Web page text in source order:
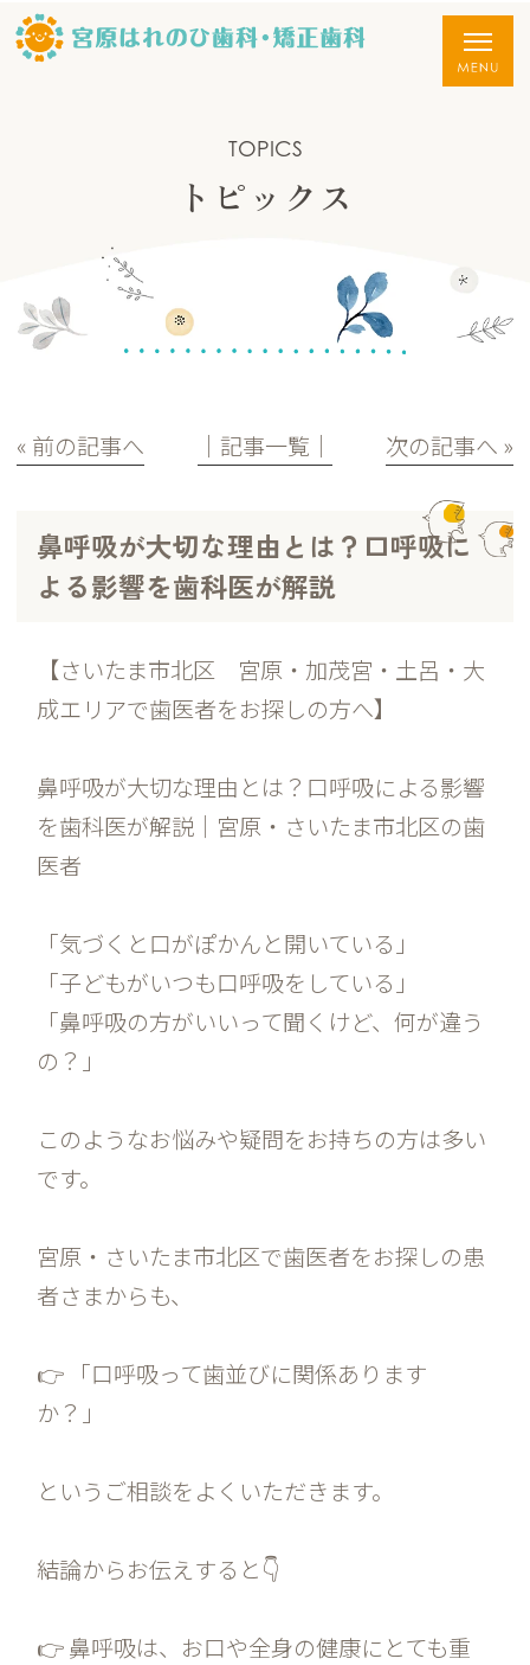
TOPICS
トピックス
« 前の記事へ │記事一覧│ 次の記事へ »
鼻呼吸が大切な理由とは？口呼吸に
よる影響を歯科医が解説
【さいたま市北区 宮原・加茂宮・土呂・大
成エリアで歯医者をお探しの方へ】
鼻呼吸が大切な理由とは？口呼吸による影響
を歯科医が解説｜宮原・さいたま市北区の歯
医者
「気づくと口がぽかんと開いている」
「子どもがいつも口呼吸をしている」
「鼻呼吸の方がいいって聞くけど、何が違う
の？」
このようなお悩みや疑問をお持ちの方は多い
です。
宮原・さいたま市北区で歯医者をお探しの患
者さまからも、
👉 「口呼吸って歯並びに関係あります
か？」
というご相談をよくいただきます。
結論からお伝えすると👇
👉 鼻呼吸は、お口や全身の健康にとても重